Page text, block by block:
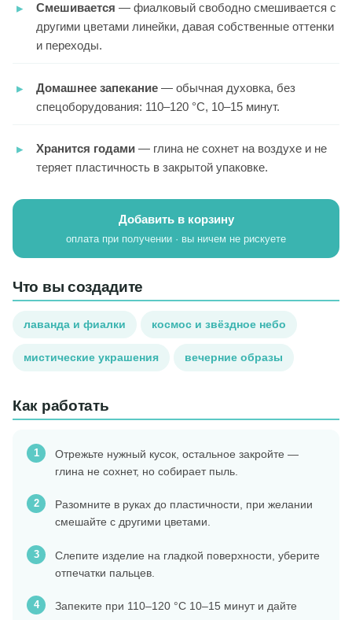
Смешивается — фиалковый свободно смешивается с
другими цветами линейки, давая собственные оттенки
и переходы.
Домашнее запекание — обычная духовка, без
спецоборудования: 110–120 °C, 10–15 минут.
Хранится годами — глина не сохнет на воздухе и не
теряет пластичность в закрытой упаковке.
Добавить в корзину
оплата при получении · вы ничем не рискуете
Что вы создадите
лаванда и фиалки космос и звёздное небо
мистические украшения вечерние образы
Как работать
Отрежьте нужный кусок, остальное закройте —
глина не сохнет, но собирает пыль.
Разомните в руках до пластичности, при желании
смешайте с другими цветами.
Слепите изделие на гладкой поверхности, уберите
отпечатки пальцев.
Запеките при 110–120 °C 10–15 минут и дайте